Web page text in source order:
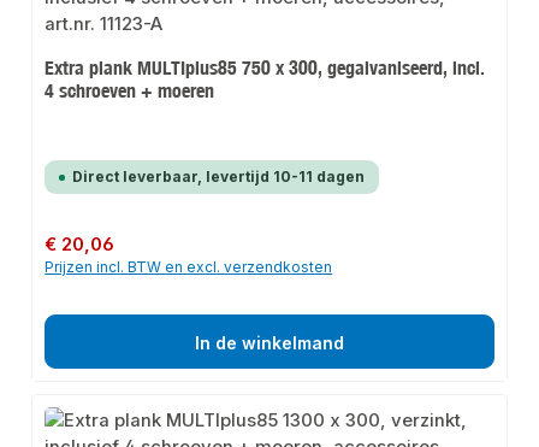
Extra plank MULTIplus85 750 x 300, gegalvaniseerd, incl.
4 schroeven + moeren
Direct leverbaar, levertijd 10-11 dagen
Normale prijs:
€ 20,06
Prijzen incl. BTW en excl. verzendkosten
In de winkelmand